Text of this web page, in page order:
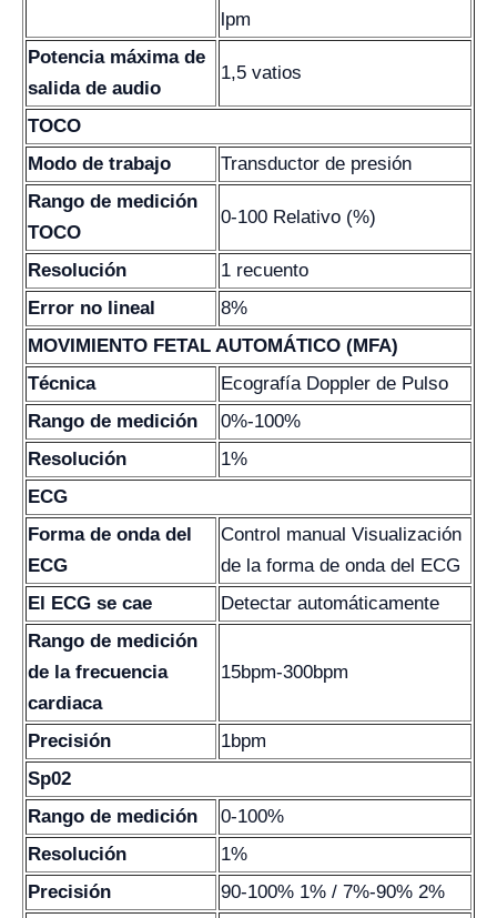
lpm
Potencia máxima de
salida de audio
1,5 vatios
TOCO
Modo de trabajo
Transductor de presión
Rango de medición
TOCO
0-100 Relativo (%)
Resolución
1 recuento
Error no lineal
8%
MOVIMIENTO FETAL AUTOMÁTICO (MFA)
Técnica
Ecografía Doppler de Pulso
Rango de medición
0%-100%
Resolución
1%
ECG
Forma de onda del
ECG
Control manual Visualización
de la forma de onda del ECG
El ECG se cae
Detectar automáticamente
Rango de medición
de la frecuencia
cardiaca
15bpm-300bpm
Precisión
1bpm
Sp02
Rango de medición
0-100%
Resolución
1%
Precisión
90-100% 1% / 7%-90% 2%